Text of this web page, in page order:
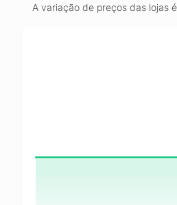
A variação de preços das lojas